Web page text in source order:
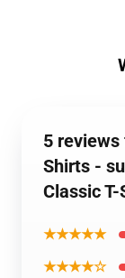
5 reviews
Shirts -
Classic
★★★★★
★★★★☆